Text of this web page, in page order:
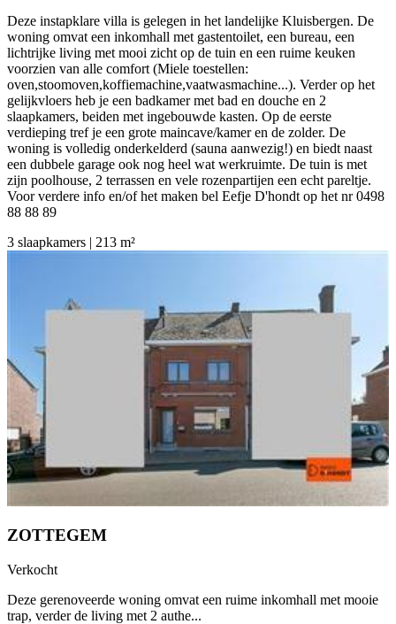
Deze instapklare villa is gelegen in het landelijke Kluisbergen. De
woning omvat een inkomhall met gastentoilet, een bureau, een
lichtrijke living met mooi zicht op de tuin en een ruime keuken
voorzien van alle comfort (Miele toestellen:
oven,stoomoven,koffiemachine,vaatwasmachine...). Verder op het
gelijkvloers heb je een badkamer met bad en douche en 2
slaapkamers, beiden met ingebouwde kasten. Op de eerste
verdieping tref je een grote maincave/kamer en de zolder. De
woning is volledig onderkelderd (sauna aanwezig!) en biedt naast
een dubbele garage ook nog heel wat werkruimte. De tuin is met
zijn poolhouse, 2 terrassen en vele rozenpartijen een echt pareltje.
Voor verdere info en/of het maken bel Eefje D'hondt op het nr 0498
88 88 89
3 slaapkamers | 213 m²
ZOTTEGEM
Verkocht
Deze gerenoveerde woning omvat een ruime inkomhall met mooie
trap, verder de living met 2 authe...